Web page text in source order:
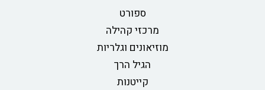
ספורט
מרכזי קהילה
מוזיאונים וגלריות
הגיל הרך
קייטנות